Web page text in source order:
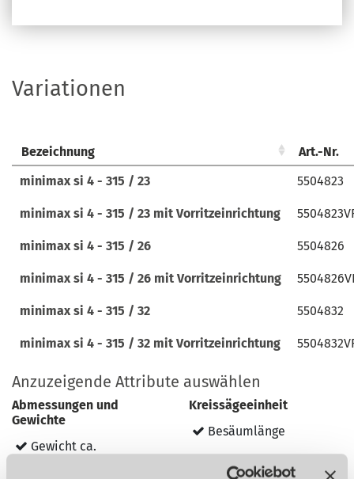
Variationen
Bezeichnung
Art.-Nr.
Bezeichnung
Art.-Nr.
minimax si 4 - 315 / 23 5504823
minimax si 4 - 315 / 23 mit Vorritzeinrichtung
minimax si 4 - 315 / 26 5504826
minimax si 4 - 315 / 26 mit Vorritzeinrichtung
minimax si 4 - 315 / 32 5504832
minimax si 4 - 315 / 32 mit Vorritzeinrichtung
Bezeichnung
Art.-Nr.
minimax si 4 - 315 / 23
5504823
minimax si 4 - 315 / 23 mit Vorritzeinrichtung
minimax si 4 - 315 / 26 5504826
minimax si 4 - 315 / 26 mit Vorritzeinrichtung
minimax si 4 - 315 / 32 5504832
minimax si 4 - 315 / 32 mit Vorritzeinrichtung
Anzuzeigende Attribute auswählen
Abmessungen und
Gewichte
Gewicht ca.
Kreissägeeinheit
Besäumlänge